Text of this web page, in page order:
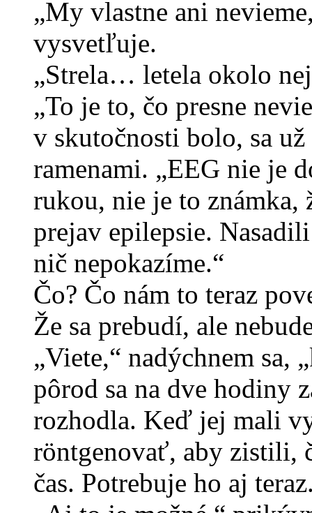
„My vlastne ani
vysvetľuje.
„Strela… letela okolo
„To je to, čo presne
v skutočnosti bolo, sa
ramenami. „EEG nie je
rukou, nie je to známka,
prejav epilepsie.
nič nepokazíme.“
Čo? Čo nám to teraz
Že sa prebudí, ale
„Viete,“ nadýchnem sa,
pôrod sa na dve hodiny
rozhodla. Keď jej mali
röntgenovať, aby zistili,
čas. Potrebuje ho aj